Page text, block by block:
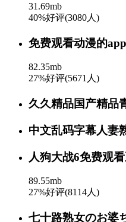
31.69mb
40%好评(3080人)
免费观看动漫的
82.35mb
27%好评(5671人)
久久精品国产精品
中文乱码字幕人妻
人狗大战6免费观
89.55mb
27%好评(8114人)
七十路熟女のお婆